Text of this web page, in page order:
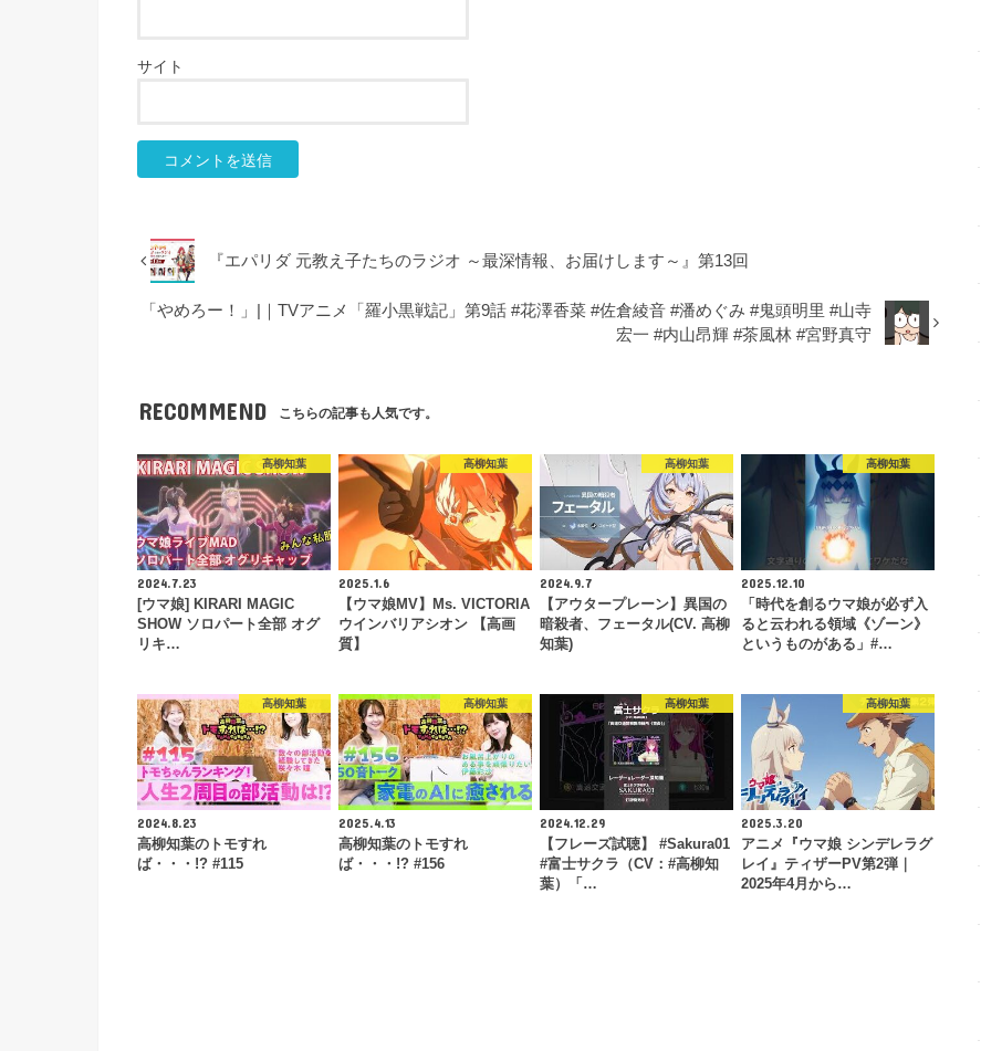
サイト
『エパリダ 元教え子たちのラジオ ～最深情報、お届けします～』第13回
「やめろー！」|｜TVアニメ「羅小黒戦記」第9話 #花澤香菜 #佐倉綾音 #潘めぐみ #鬼頭明里 #山寺
宏一 #内山昂輝 #茶風林 #宮野真守
RECOMMEND こちらの記事も人気です。
高柳知葉
2024.7.23
[ウマ娘] KIRARI MAGIC
SHOW ソロパート全部 オグ
リキ…
高柳知葉
2025.1.6
【ウマ娘MV】Ms. VICTORIA
ウインバリアシオン 【高画
質】
高柳知葉
2024.9.7
【アウタープレーン】異国の
暗殺者、フェータル(CV. 高柳
知葉)
高柳知葉
2025.12.10
「時代を創るウマ娘が必ず入
ると云われる領域《ゾーン》
というものがある」#…
高柳知葉
2024.8.23
高柳知葉のトモすれ
ば・・・!? #115
高柳知葉
2025.4.13
高柳知葉のトモすれ
ば・・・!? #156
高柳知葉
2024.12.29
【フレーズ試聴】 #Sakura01
#富士サクラ（CV：#高柳知
葉）「…
高柳知葉
2025.3.20
アニメ『ウマ娘 シンデレラグ
レイ』ティザーPV第2弾｜
2025年4月から…